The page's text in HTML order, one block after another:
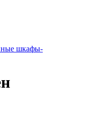
шкафы-